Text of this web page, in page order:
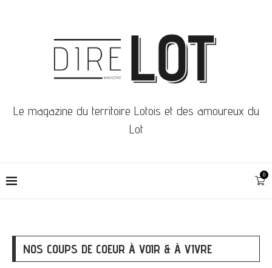
Le magazine du territoire Lotois et des amoureux du
Lot
0
NOS COUPS DE COEUR À VOIR & À VIVRE